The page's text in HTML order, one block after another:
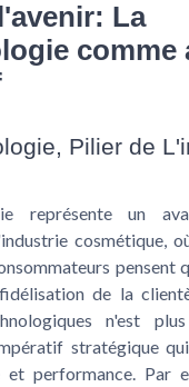
La
comme
Pilier de
représente un
cosmétique,
pensent
de la
n'est
stratégique
et performance. Par